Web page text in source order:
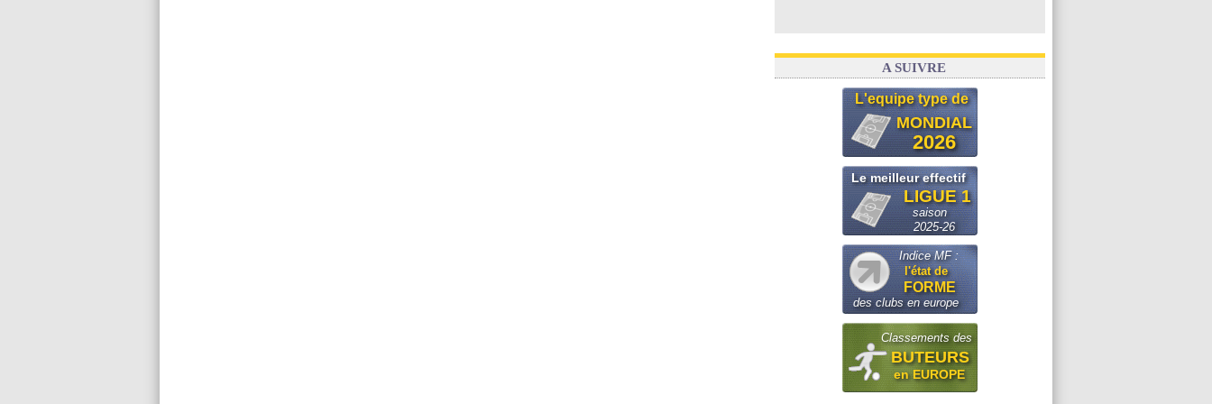
A SUIVRE
L'equipe type de
MONDIAL
2026
Le meilleur effectif
LIGUE 1
saison
2025-26
Indice MF :
l'état de
FORME
des clubs en europe
Classements des
BUTEURS
en EUROPE